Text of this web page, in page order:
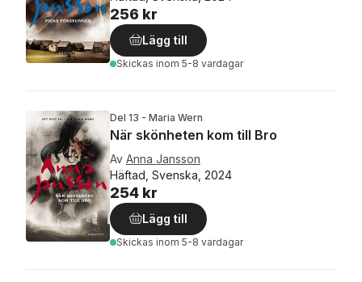
256 kr
Lägg till
Skickas inom 5-8 vardagar
Del 13 - Maria Wern
När skönheten kom till Bro
Av Anna Jansson
Häftad, Svenska, 2024
254 kr
Lägg till
Skickas inom 5-8 vardagar